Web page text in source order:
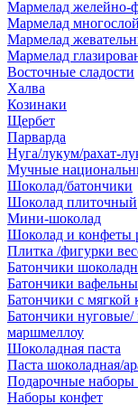
Мармелад желейно-
Мармелад
Мармелад
Мармелад
Восточные сладости
Халва
Козинаки
Щербет
Парварда
Нуга/лукум/рахат-
Мучные
Шоколад/батончики
Шоколад плиточный
Мини-шоколад
Шоколад и конфеты
Плитка /фигурки
Батончики
Батончики
Батончики с мягкой
Батончики
маршмеллоу
Шоколадная паста
Паста шоколадная/
Подарочные наборы
Наборы конфет